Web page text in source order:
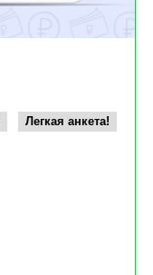
Легкая анкета!